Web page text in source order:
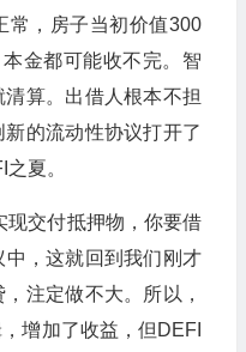
常，房子当初价值300
金都可能收不完。智
算。出借人根本不担
的流动性协议打开了
夏。
现交付抵押物，你要借
，这就回到我们刚才
注定做不大。所以，
增加了收益，但DEFI